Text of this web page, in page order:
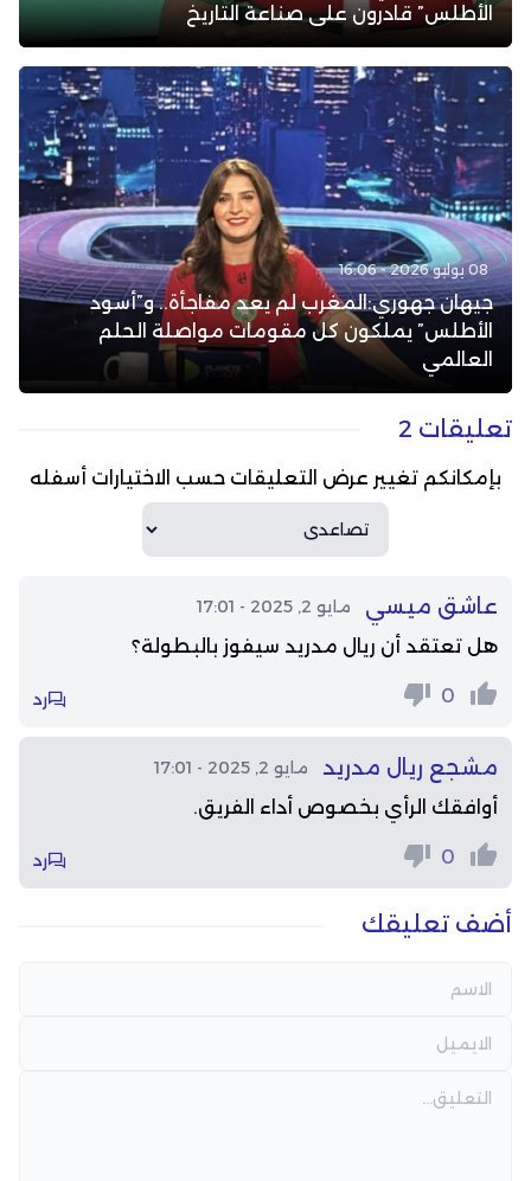
الأطلس” قادرون على صناعة التاريخ
08 يوليو 2026 - 16:06
جيهان جهوري:المغرب لم يعد مفاجأة.. و”أسود
الأطلس” يملكون كل مقومات مواصلة الحلم
العالمي
تعليقات 2
بإمكانكم تغيير عرض التعليقات حسب الاختيارات أسفله
عاشق ميسي مايو 2, 2025 - 17:01
هل تعتقد أن ريال مدريد سيفوز بالبطولة؟
0 رد
مشجع ريال مدريد مايو 2, 2025 - 17:01
أوافقك الرأي بخصوص أداء الفريق.
0 رد
أضف تعليقك